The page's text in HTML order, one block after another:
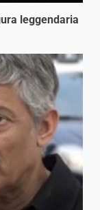
leggendaria